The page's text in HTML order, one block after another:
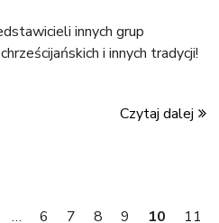
innych grup
i innych tradycji!
Czytaj dalej
… 6 7 8 9 10 11